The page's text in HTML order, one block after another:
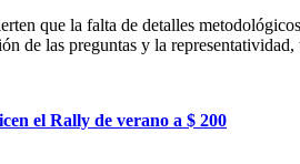
que la falta de detalles
de las preguntas y la
el Rally de verano a $ 200